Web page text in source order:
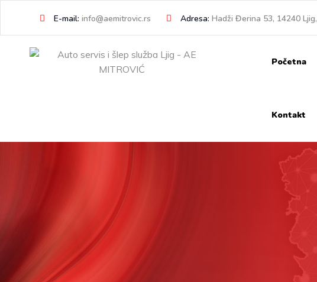
content
E-mail: info@aemitrovic.rs Adresa: Hadži Đerina 53, 14240
Početna
Kontakt